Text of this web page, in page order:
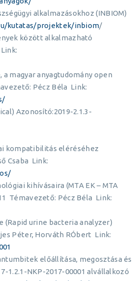
alkalmazásokhoz (INBIOM)
kutatas/projektek/inbiom/
között alkalmazható
magyar anyagtudomány open
Pécz Béla Link:
Azonosító:2019-2.1.3-
kompatibilitás eléréséhez
Csaba Link:
kihívásaira (MTA EK – MTA
Témavezető: Pécz Béla Link:
urine bacteria analyzer)
Péter, Horváth RÓbert Link:
előállítása, megosztása és
1.2.1-NKP-2017-00001 alvállalkozó